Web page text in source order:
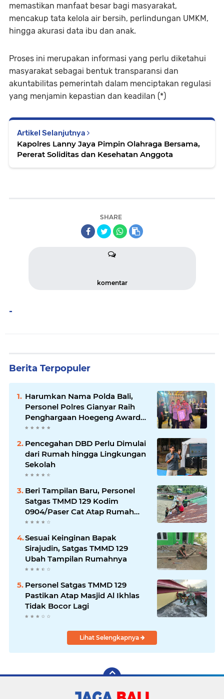
memastikan manfaat besar bagi masyarakat,
mencakup tata kelola air bersih, perlindungan UMKM,
hingga akurasi data ibu dan anak.
Proses ini merupakan informasi yang perlu diketahui
masyarakat sebagai bentuk transparansi dan
akuntabilitas pemerintah dalam menciptakan regulasi
yang menjamin kepastian dan keadilan (*)
Artikel Selanjutnya
Kapolres Lanny Jaya Pimpin Olahraga Bersama,
Pererat Soliditas dan Kesehatan Anggota
SHARE
komentar
-
Berita Terpopuler
Harumkan Nama Polda Bali,
Personel Polres Gianyar Raih
Penghargaan Hoegeng Awards
2026
Pencegahan DBD Perlu Dimulai
dari Rumah hingga Lingkungan
Sekolah
Beri Tampilan Baru, Personel
Satgas TMMD 129 Kodim
0904/Paser Cat Atap Rumah
Marbot
Sesuai Keinginan Bapak
Sirajudin, Satgas TMMD 129
Ubah Tampilan Rumahnya
Personel Satgas TMMD 129
Pastikan Atap Masjid Al Ikhlas
Tidak Bocor Lagi
Lihat Selengkapnya